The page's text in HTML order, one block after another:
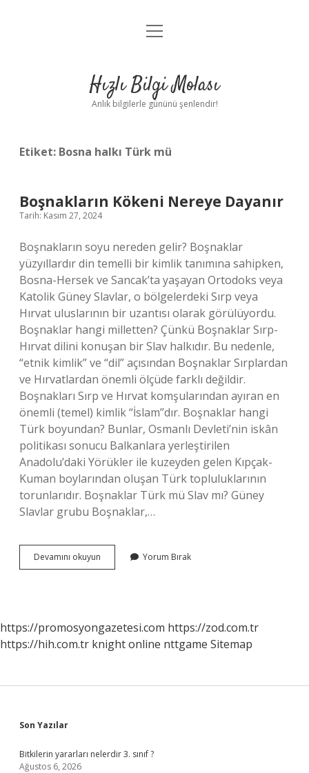
Anasayfa
Yasal Uyarı
menüyü
Hızlı Bilgi Molası
Anlık bilgilerle gününü şenlendir!
Etiket: Bosna halkı Türk mü
Boşnakların Kökeni Nereye Dayanır
Tarih: Kasım 27, 2024
Boşnakların soyu nereden gelir? Boşnaklar
yüzyıllardır din temelli bir kimlik tanımına sahipken,
Bosna-Hersek ve Sancak’ta yaşayan Ortodoks veya
Katolik Güney Slavlar, o bölgelerdeki Sırp veya
Hırvat uluslarının bir uzantısı olarak görülüyordu.
Boşnaklar hangi milletten? Çünkü Boşnaklar Sırp-
Hırvat dilini konuşan bir Slav halkıdır. Bu nedenle,
“etnik kimlik” ve “dil” açısından Boşnaklar Sırplardan
ve Hırvatlardan önemli ölçüde farklı değildir.
Boşnakları Sırp ve Hırvat komşularından ayıran en
önemli (temel) kimlik “İslam”dır. Boşnaklar hangi
Türk boyundan? Bunlar, Osmanlı Devleti’nin iskân
politikası sonucu Balkanlara yerleştirilen
Anadolu’daki Yörükler ile kuzeyden gelen Kıpçak-
Kuman boylarından oluşan Türk topluluklarının
torunlarıdır. Boşnaklar Türk mü Slav mı? Güney
Slavlar grubu Boşnaklar,…
Devamını okuyun Boşnakların
Kökeni
Yorum Bırak
https://promosyongazetesi.com https://zod.com.tr
https://hih.com.tr knight online nttgame Sitemap
Sidebar
Son Yazılar
Bitkilerin yararları nelerdir 3. sınıf ?
Ağustos 6, 2026